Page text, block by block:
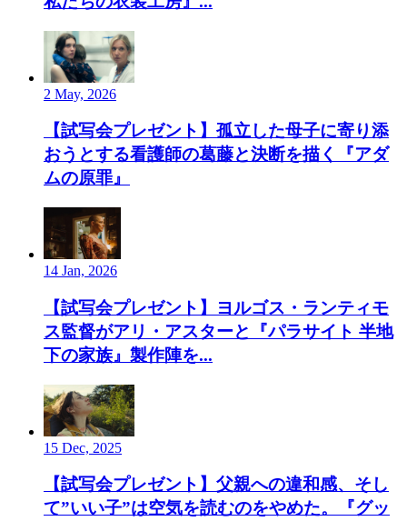
2 May, 2026
【試写会プレゼント】孤立した母子に寄り添
おうとする看護師の葛藤と決断を描く『アダ
ムの原罪』
14 Jan, 2026
【試写会プレゼント】ヨルゴス・ランティモ
ス監督がアリ・アスターと『パラサイト 半地
下の家族』製作陣を...
15 Dec, 2025
【試写会プレゼント】父親への違和感、そし
て”いい子”は空気を読むのをやめた。『グッ